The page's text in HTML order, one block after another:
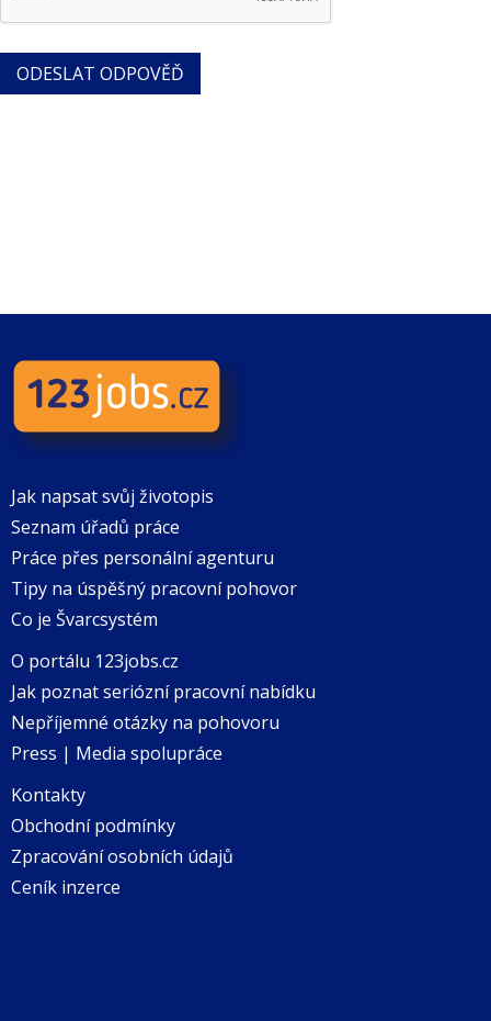
Jak napsat svůj životopis
Seznam úřadů práce
Práce přes personální agenturu
Tipy na úspěšný pracovní pohovor
Co je Švarcsystém
O portálu 123jobs.cz
Jak poznat seriózní pracovní nabídku
Nepříjemné otázky na pohovoru
Press | Media spolupráce
Kontakty
Obchodní podmínky
Zpracování osobních údajů
Ceník inzerce